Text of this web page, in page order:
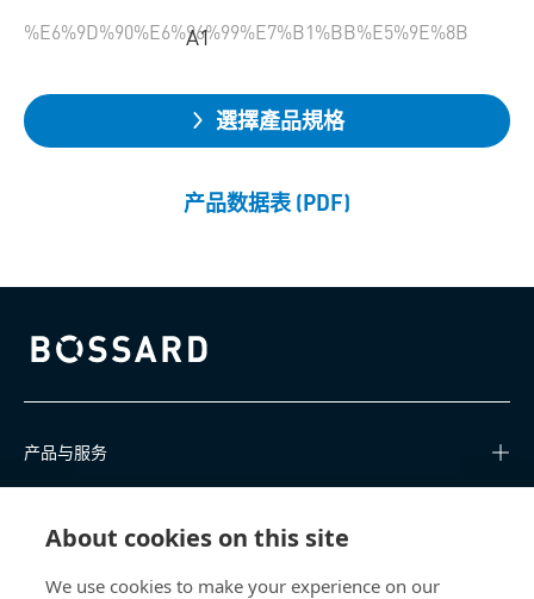
About cookies on this site
We use cookies to make your experience on our
%E6%9D%90%E6%96%99%E7%B1%BB%E5%9E%8B
A1
選擇產品規格
产品数据表 (PDF)
Bossard homepage
产品与服务